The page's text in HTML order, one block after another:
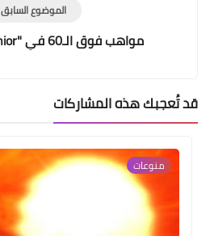
الموضوع السابق
مواهب فوق الـ60 في "The Voice Senior"
قد تُعجبك هذه المشاركات
منوعات